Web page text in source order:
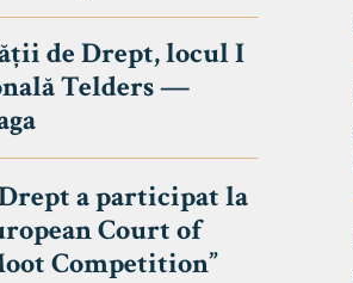
de Drept, locul I
Telders —
a participat la
Court of
Competition”